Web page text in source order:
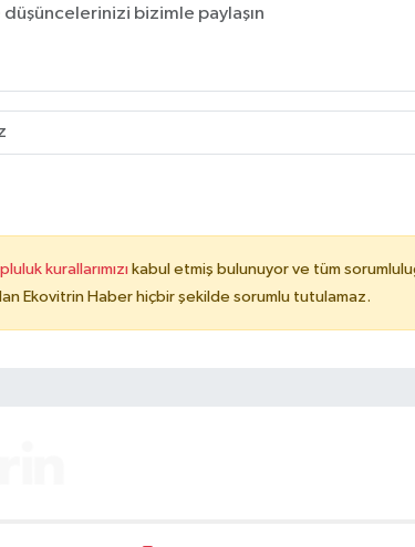
kurallarımızı kabul etmiş bulunuyor ve tüm
Ekovitrin Haber hiçbir şekilde sorumlu tutulamaz.